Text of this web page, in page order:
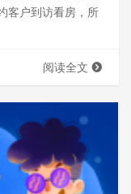
客户到访看房，所
阅读全文